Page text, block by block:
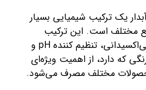
یک ترکیب شیمیایی بسیار
مختلف است. این ترکیب
شیمیایی به دلیل خواص آنتی‌اکسیدانی، تنظیم کننده pH و
که دارد، از اهمیت ویژه‌ای
مختلف مصرف می‌شود.